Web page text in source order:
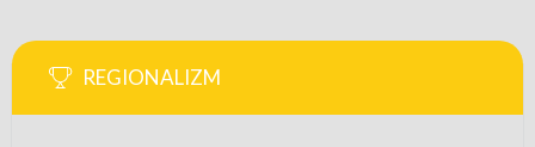
REGIONALIZM